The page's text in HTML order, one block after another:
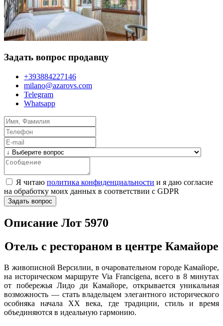
Задать вопрос продавцу
+393884227146
milano@azarovs.com
Telegram
Whatsapp
Я читаю политика конфиденциальности и я даю согласие
на обработку моих данных в соответствии с GDPR
Задать вопрос
Описание Лот 5970
Отель с рестораном в центре Камайоре
В живописной Версилии, в очаровательном городе Камайоре,
на историческом маршруте Via Francigena, всего в 8 минутах
от побережья Лидо ди Камайоре, открывается уникальная
возможность — стать владельцем элегантного исторического
особняка начала XX века, где традиции, стиль и время
объединяются в идеальную гармонию.